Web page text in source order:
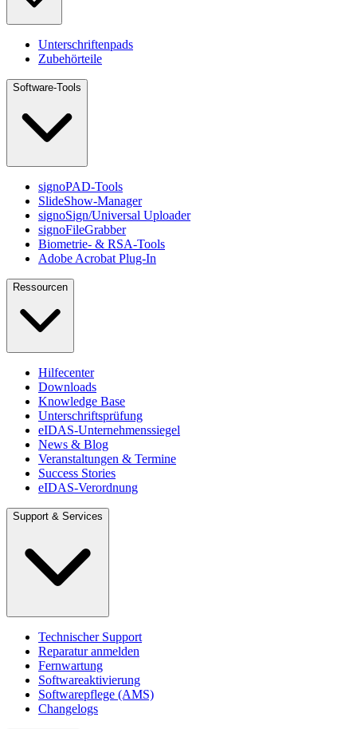
Unterschriftenpads
Zubehörteile
Software-Tools
signoPAD-Tools
SlideShow-Manager
signoSign/Universal Uploader
signoFileGrabber
Biometrie- & RSA-Tools
Adobe Acrobat Plug-In
Ressourcen
Hilfecenter
Downloads
Knowledge Base
Unterschriftsprüfung
eIDAS-Unternehmenssiegel
News & Blog
Veranstaltungen & Termine
Success Stories
eIDAS-Verordnung
Support & Services
Technischer Support
Reparatur anmelden
Fernwartung
Softwareaktivierung
Softwarepflege (AMS)
Changelogs